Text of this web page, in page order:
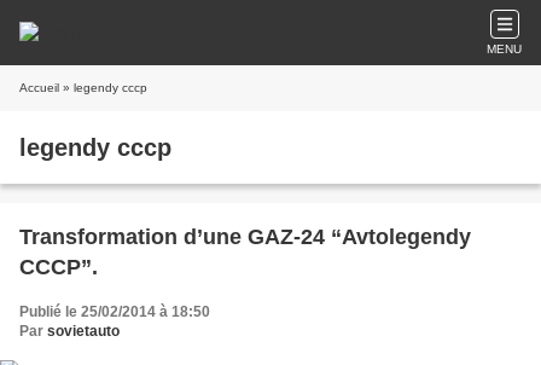
MENU
Accueil » legendy cccp
legendy cccp
Transformation d’une GAZ-24 “Avtolegendy
CCCP”.
Publié le 25/02/2014 à 18:50
Par sovietauto